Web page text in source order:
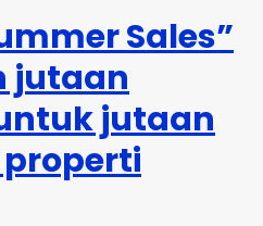
Sales”
jutaan
jutaan